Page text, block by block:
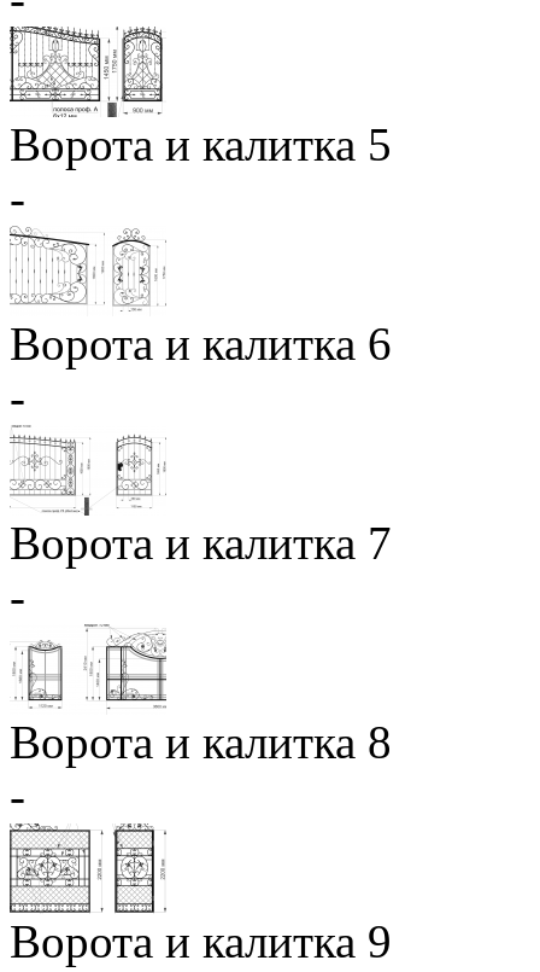
Ворота и калитка 5
-
Ворота и калитка 6
-
Ворота и калитка 7
-
Ворота и калитка 8
-
Ворота и калитка 9